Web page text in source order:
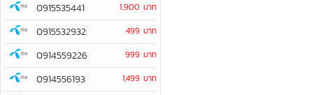
0915535441 1,900 บาท
0915532932 499 บาท
0914559226 999 บาท
0914556193 1,499 บาท